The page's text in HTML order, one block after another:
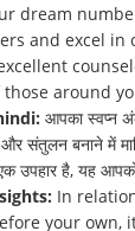
dream
and excel
around
आपका स्वप्न
संतुलन बनाने में
एक उपहार है, यह
In
your own,